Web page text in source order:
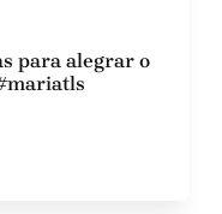
para alegrar o